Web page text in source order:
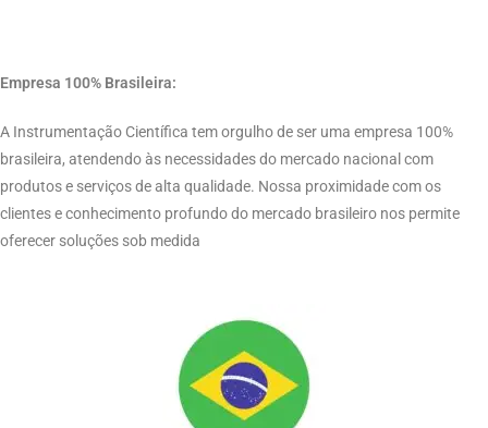
Empresa 100% Brasileira:
A Instrumentação Científica tem orgulho de ser uma empresa 100%
brasileira, atendendo às necessidades do mercado nacional com
produtos e serviços de alta qualidade. Nossa proximidade com os
clientes e conhecimento profundo do mercado brasileiro nos permite
oferecer soluções sob medida